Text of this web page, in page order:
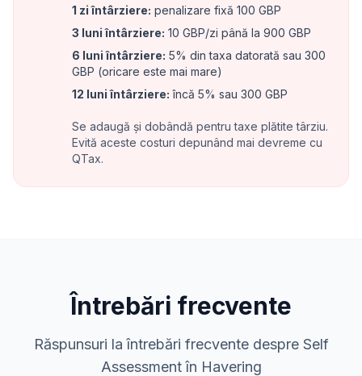
1 zi întârziere: penalizare fixă 100 GBP
3 luni întârziere: 10 GBP/zi până la 900 GBP
6 luni întârziere: 5% din taxa datorată sau 300
GBP (oricare este mai mare)
12 luni întârziere: încă 5% sau 300 GBP
Se adaugă și dobândă pentru taxe plătite târziu.
Evită aceste costuri depunând mai devreme cu
QTax.
Întrebări frecvente
Răspunsuri la întrebări frecvente despre Self
Assessment în Havering